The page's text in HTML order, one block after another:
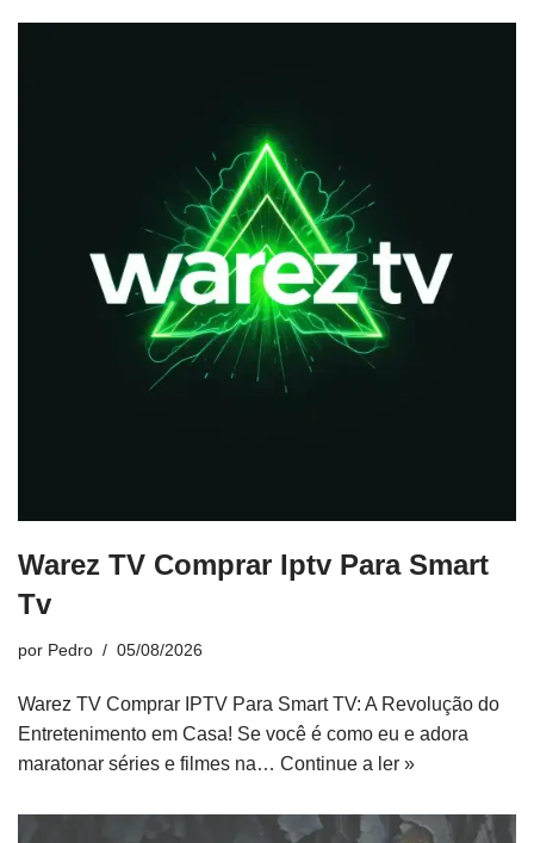
Warez TV Comprar Iptv Para Smart
Tv
por Pedro 05/08/2026
Warez TV Comprar IPTV Para Smart TV: A Revolução do
Entretenimento em Casa! Se você é como eu e adora
maratonar séries e filmes na… Continue a ler »